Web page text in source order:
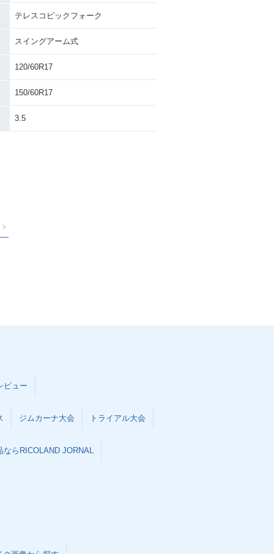
テレスコピックフォーク
スイングアーム式
120/60R17
150/60R17
3.5
ビュー
ジムカーナ大会 トライアル大会
ならRICOLAND JORNAL